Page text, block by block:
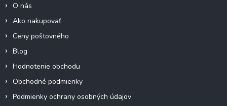
O nás
Ako nakupovať
Ceny poštovného
Blog
Hodnotenie obchodu
Obchodné podmienky
Podmienky ochrany osobných údajov